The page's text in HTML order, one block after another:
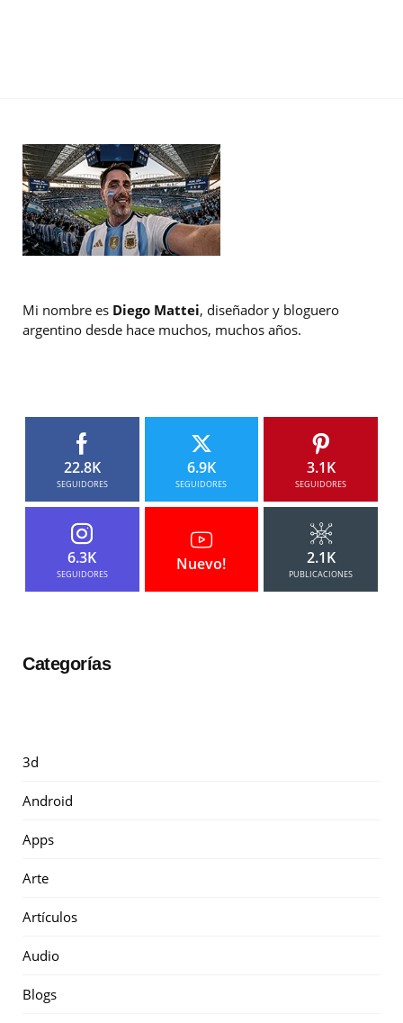
Mi nombre es Diego Mattei, diseñador y bloguero
argentino desde hace muchos, muchos años.
22.8K
SEGUIDORES
6.9K
SEGUIDORES
3.1K
SEGUIDORES
6.3K
SEGUIDORES
Nuevo! 2.1K
PUBLICACIONES
Categorías
3d
Android
Apps
Arte
Artículos
Audio
Blogs